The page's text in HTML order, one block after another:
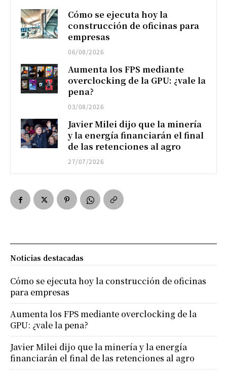
Cómo se ejecuta hoy la
construcción de oficinas para
empresas
06/08/2026
Aumenta los FPS mediante
overclocking de la GPU: ¿vale la
pena?
03/08/2026
Javier Milei dijo que la minería
y la energía financiarán el final
de las retenciones al agro
27/07/2026
Noticias destacadas
Cómo se ejecuta hoy la construcción de oficinas
para empresas
Aumenta los FPS mediante overclocking de la
GPU: ¿vale la pena?
Javier Milei dijo que la minería y la energía
financiarán el final de las retenciones al agro